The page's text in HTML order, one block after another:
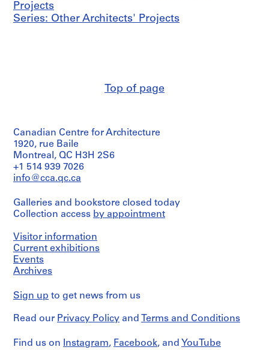
Projects
Series: Other Architects' Projects
Top of page
Canadian Centre for Architecture
1920, rue Baile
Montreal, QC H3H 2S6
+1 514 939 7026
info@cca.qc.ca
Galleries and bookstore closed today
Collection access by appointment
Visitor information
Current exhibitions
Events
Archives
Sign up to get news from us
Read our Privacy Policy and Terms and Conditions
Find us on Instagram, Facebook, and YouTube